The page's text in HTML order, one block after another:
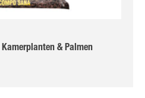
Kamerplanten & Palmen